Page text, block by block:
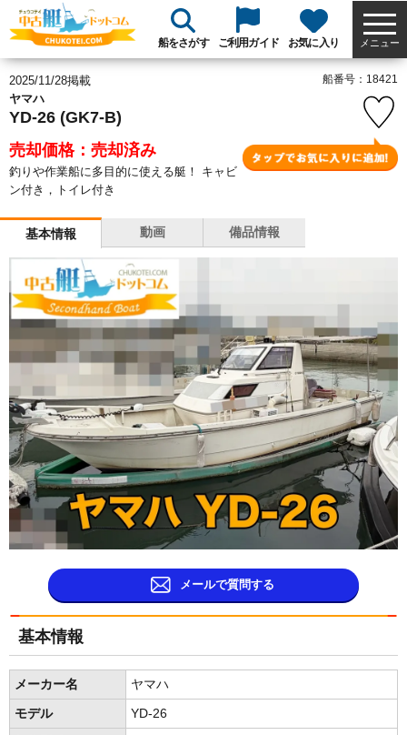
船をさがす ご利用ガイド お気に入り メニュー
2025/11/28掲載
ヤマハ
YD-26 (GK7-B)
売却価格：売却済み
釣りや作業船に多目的に使える艇！ キャビ
ン付き，トイレ付き
船番号：18421
基本情報 動画 備品情報
メールで質問する
基本情報
メーカー名 ヤマハ
モデル YD-26